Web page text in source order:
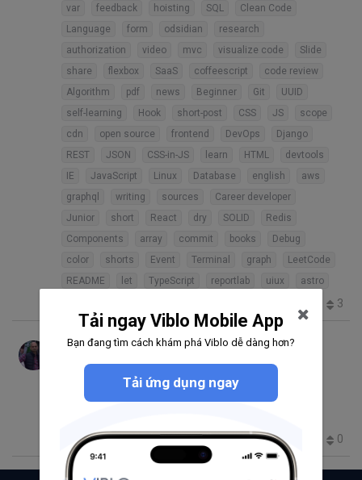
var feedback hoisting SQL
Clean Code
Language
form odsidian
research
authorization
video mvc visualize code
Slide
share
flexbox SaaS coffeescript
code review
Algorithm
pdf news Beginner Git
UUID
self-learning
Hook short-post CSS JS
scope
cdn
open source frontend DevOps
Django
REST
JSON CSS-in-JS learn HTML
devtools
IE
JavaScript Linux Database english
aws
graphql
writing sources
Career developer
Junior
short React dry SOLID
Redis
Components
array commit books
Debug
color
shorts Event Terminal graph
LeetCode
README
let TypeScript reportlab uiux astro
3
Chu Xuan Thang
JavaScript "cơ bản"
hoisting
Syntax Parsers
hoist
266 2 0 3 0
Tải ngay Viblo Mobile App
Bạn đang tìm cách khám phá Viblo dễ dàng hơn?
Tải ứng dụng ngay